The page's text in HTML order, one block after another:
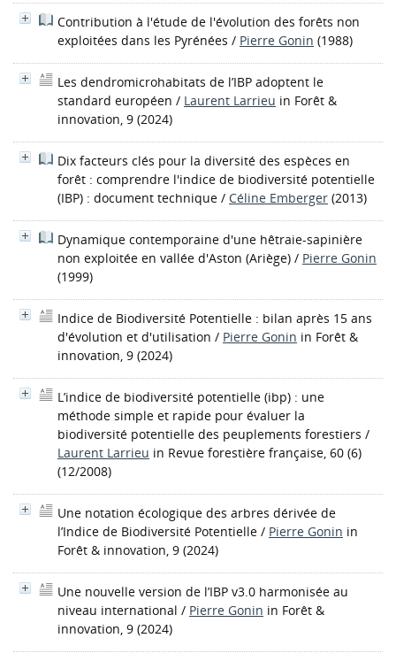
Contribution à l'étude de l'évolution des forêts non
exploitées dans les Pyrénées / Pierre Gonin (1988)
Les dendromicrohabitats de l’IBP adoptent le
standard européen / Laurent Larrieu in Forêt &
innovation, 9 (2024)
Dix facteurs clés pour la diversité des espèces en
forêt : comprendre l'indice de biodiversité potentielle
(IBP) : document technique / Céline Emberger (2013)
Dynamique contemporaine d'une hêtraie-sapinière
non exploitée en vallée d'Aston (Ariège) / Pierre Gonin
(1999)
Indice de Biodiversité Potentielle : bilan après 15 ans
d'évolution et d'utilisation / Pierre Gonin in Forêt &
innovation, 9 (2024)
L’indice de biodiversité potentielle (ibp) : une
méthode simple et rapide pour évaluer la
biodiversité potentielle des peuplements forestiers /
Laurent Larrieu in Revue forestière française, 60 (6)
(12/2008)
Une notation écologique des arbres dérivée de
l’Indice de Biodiversité Potentielle / Pierre Gonin in
Forêt & innovation, 9 (2024)
Une nouvelle version de l’IBP v3.0 harmonisée au
niveau international / Pierre Gonin in Forêt &
innovation, 9 (2024)